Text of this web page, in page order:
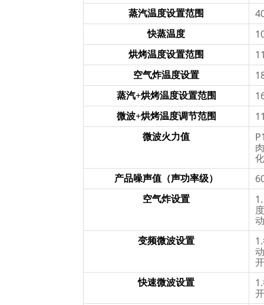
蒸汽温度设置范围
快蒸温度
烘烤温度设置范围
空气炸温度设置
蒸汽+烘烤温度设置范围
微波+烘烤温度调节范围
微波火力值
产品噪声值（声功率级）
空气炸设置
变频微波设置
快速微波设置